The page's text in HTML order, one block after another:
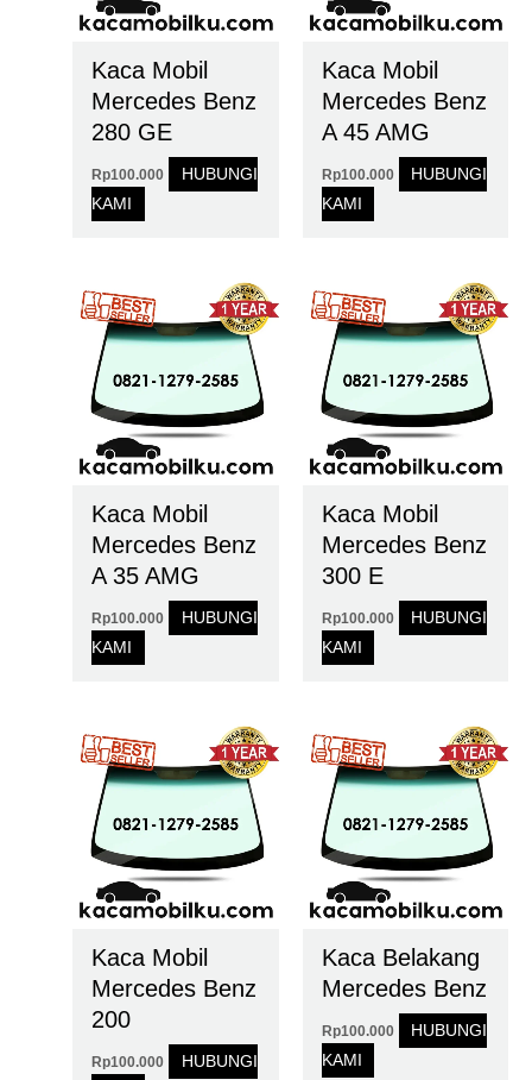
Kaca Mobil
Mercedes Benz
280 GE
Rp100.000
HUBUNGI
KAMI
Kaca Mobil
Mercedes Benz
A 45 AMG
Rp100.000
HUBUNGI
KAMI
Kaca Mobil
Mercedes Benz
A 35 AMG
Rp100.000
HUBUNGI
KAMI
Kaca Mobil
Mercedes Benz
300 E
Rp100.000
HUBUNGI
KAMI
Kaca Mobil
Mercedes Benz
200
Rp100.000
HUBUNGI
Kaca Belakang
Mercedes Benz
Rp100.000
HUBUNGI
KAMI